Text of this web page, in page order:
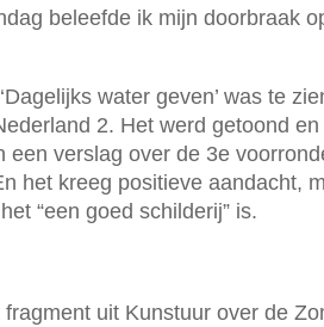
beleefde ik mijn doorbraak
water geven’ was te
2. Het werd getoond
een verslag over de 3e
het kreeg positieve aandacht,
“een goed schilderij” is.
uit Kunstuur over de